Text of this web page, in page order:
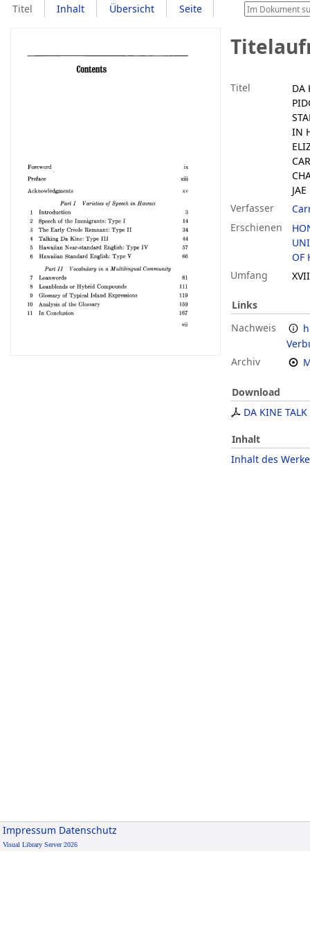
Titel Inhalt Übersicht Seite
Titel
DA
IN
JAE
Verfasser
Erschienen
OF
Umfang
Links
Nachweis
Archiv
Download
DA KINE TALK
Inhalt
Inhalt des
Impressum Datenschutz
Visual Library Server 2026